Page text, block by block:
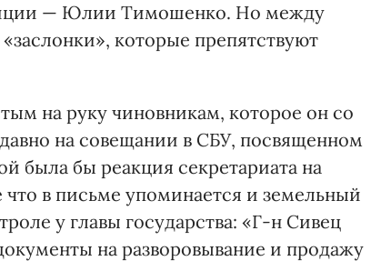
— Юлии Тимошенко. Но между
которые препятствуют
на руку чиновникам, которое он со
на совещании в СБУ, посвященном
была бы реакция секретариата на
в письме упоминается и земельный
у главы государства: «Г-н Сивец
на разворовывание и продажу